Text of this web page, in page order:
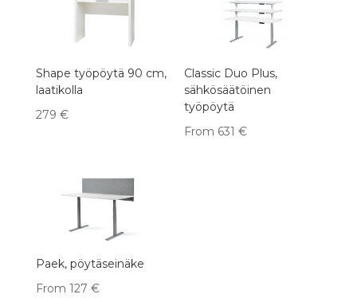
Shape työpöytä 90 cm,
laatikolla
279 €
Classic Duo Plus,
sähkösäätöinen
työpöytä
From 631€
Paek, pöytäseinäke
From 127 €